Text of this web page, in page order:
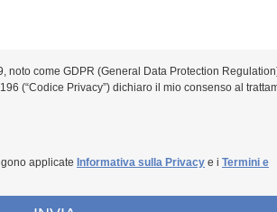
noto come GDPR (General Data Protection
(“Codice Privacy”) dichiaro il mio consenso al
applicate Informativa sulla Privacy e i Termini e